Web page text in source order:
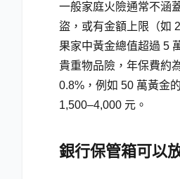
一般家庭火險通常不涵
盜，或有金額上限（如
果家中黃金總值超過 5
貴重物品險，年保費約
0.8%，例如 50 萬黃金
1,500–4,000 元。
銀行保管箱可以